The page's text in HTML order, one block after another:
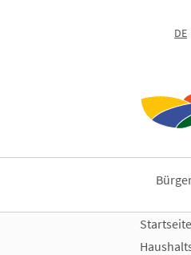
DE
Startseite